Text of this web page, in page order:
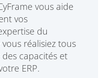
vous aide
vos
du
réalisiez tous
des capacités et
ERP.